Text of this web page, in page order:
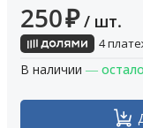
250₽ / шт.
4
В наличии —